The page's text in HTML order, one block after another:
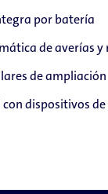
por batería
de averías
de ampliación
dispositivos de